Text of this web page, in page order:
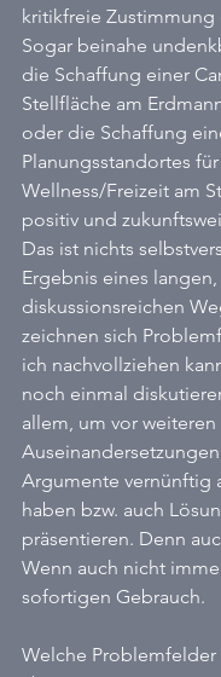
kritikfreie Zustimmung
Sogar beinahe
die Schaffung einer
Stellfläche am
oder die Schaffung
Planungsstandortes
Wellness/Freizeit am
positiv und
Das ist nichts
Ergebnis eines langen,
diskussionsreichen
zeichnen sich
ich nachvollziehen
noch einmal
allem, um vor
Argumente vernünftig
haben bzw. auch
präsentieren. Denn
Wenn auch nicht
sofortigen Gebrauch.
Welche Problemfelder